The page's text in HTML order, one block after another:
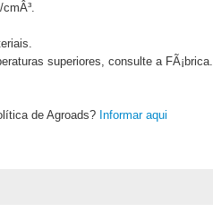
superiores, consulte a FÃ¡brica.
de Agroads? Informar aqui